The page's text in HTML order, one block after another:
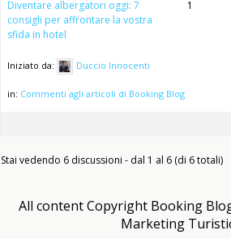
Diventare albergatori oggi: 7
consigli per affrontare la vostra
sfida in hotel
Iniziato da: Duccio Innocenti
in: Commenti agli articoli di Booking Blog
1
Stai vedendo 6 discussioni - dal 1 al 6 (di 6 totali)
All content Copyright Booking
Marketing